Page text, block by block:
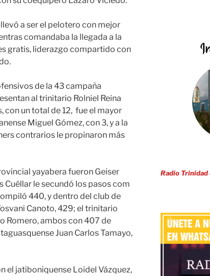
a ser el pelotero con mejor
comandaba la llegada a la
gratis, liderazgo compartido con
de la 43 campaña
al trinitario Rolniel Reina
un total de 12, fue el mayor
Miguel Gómez, con 3, y a la
contrarios le propinaron más
yayabera fueron Geiser
le secundó los pasos com
440, y dentro del club de
Canoto, 429; el trinitario
Romero, ambos con 407 de
Juan Carlos Tamayo,
el jatiboniquense Loidel Vázquez,
Radio Trinidad